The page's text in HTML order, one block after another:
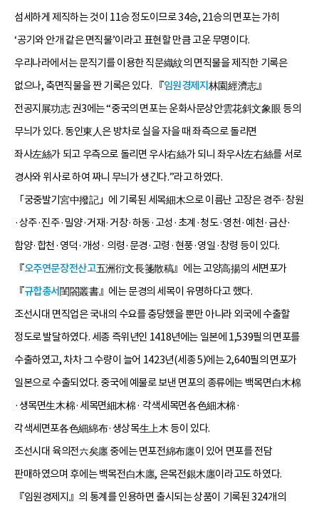
섬세하게 제직하는 것이 11승 정도이므로 34승, 21승의 면포는 가히
‘공기와 안개 같은 면직물’이라고 표현할 만큼 고운 무명이다.
우리나라에서는 문직기를 이용한 직문織紋의 면직물을 제직한 기록은
없으나, 축면직물을 짠 기록은 있다. 『임원경제지 林園經濟志』
전공지展功志 권3에는 “중국의 면포는 운화사문상안雲花斜文象眼 등의
무늬가 있다. 동인東人은 방차로 실을 자을 때 좌측으로 돌리면
좌사左絲가 되고 우측으로 돌리면 우사右絲가 되니 좌우사左右絲를 서로
경사와 위사로 하여 짜니 무늬가 생긴다.”라고 하였다.
「궁중발기宮中撥記」에 기록된 세목細木으로 이름난 고장은 경주·창원
·상주·진주·밀양·거재·거창·하동·고성·초계·청도·영천·예천·금산·
함양·합천·영덕·개성· 의령·문경·고령·현풍·영일·창령 등이 있다.
『오주연문장전산고五洲衍文長箋散稿』에는 고양高揚의 세면포가
『규합총서閨閤叢書』에는 문경의 세목이 유명하다고 했다.
조선시대 면직업은 국내의 수요를 충당했을 뿐만 아니라 외국에 수출할
정도로 발달하였다. 세종 즉위년인 1418년에는 일본에 1,539필의 면포를
수출하였고, 차차 그 수량이 늘어 1423년(세종 5)에는 2,640필의 면포가
일본으로 수출되었다. 중국에 예물로 보낸 면포의 종류에는 백목면白木棉
·생목면生木棉·세목면細木棉· 각색세목면各色細木棉·
각색세면포各色細綿布·생상목生上木 등이 있다.
조선시대 육의전六矣廛 중에는 면포전綿布廛이 있어 면포를 전담
판매하였으며 후에는 백목전白木廛, 은목전銀木廛이라고도 하였다.
『임원경제지』의 통계를 인용하면 출시되는 상품이 기록된 324개의